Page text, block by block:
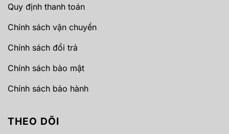
Quy định thanh toán
Chính sách vận chuyển
Chính sách đổi trả
Chính sách bảo mật
Chính sách bảo hành
THEO DÕI